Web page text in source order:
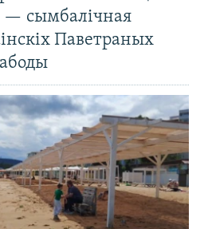
— сымбалічная
Паветраных